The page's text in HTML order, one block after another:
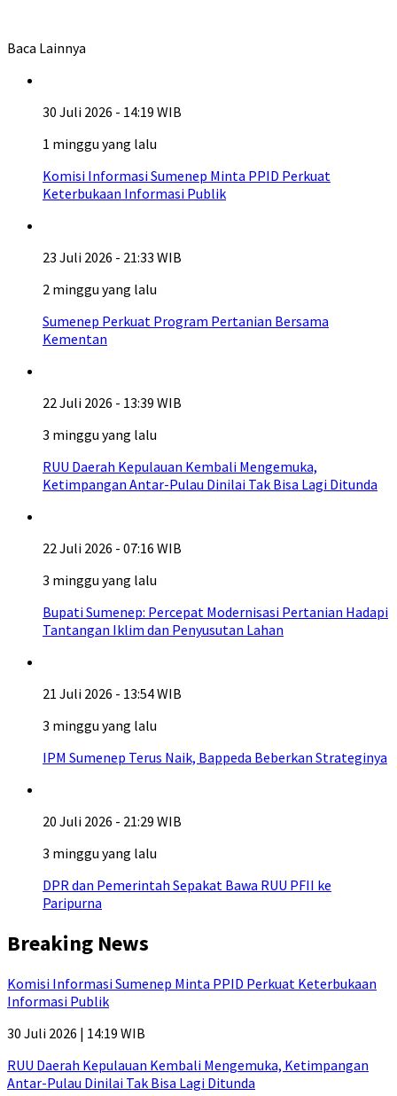
Baca Lainnya
30 Juli 2026 - 14:19 WIB
1 minggu yang lalu
Komisi Informasi Sumenep Minta PPID Perkuat
Keterbukaan Informasi Publik
23 Juli 2026 - 21:33 WIB
2 minggu yang lalu
Sumenep Perkuat Program Pertanian Bersama
Kementan
22 Juli 2026 - 13:39 WIB
3 minggu yang lalu
RUU Daerah Kepulauan Kembali Mengemuka,
Ketimpangan Antar-Pulau Dinilai Tak Bisa Lagi Ditunda
22 Juli 2026 - 07:16 WIB
3 minggu yang lalu
Bupati Sumenep: Percepat Modernisasi Pertanian Hadapi
Tantangan Iklim dan Penyusutan Lahan
21 Juli 2026 - 13:54 WIB
3 minggu yang lalu
IPM Sumenep Terus Naik, Bappeda Beberkan Strateginya
20 Juli 2026 - 21:29 WIB
3 minggu yang lalu
DPR dan Pemerintah Sepakat Bawa RUU PFII ke
Paripurna
Breaking News
Komisi Informasi Sumenep Minta PPID Perkuat Keterbukaan
Informasi Publik
30 Juli 2026 | 14:19 WIB
RUU Daerah Kepulauan Kembali Mengemuka, Ketimpangan
Antar-Pulau Dinilai Tak Bisa Lagi Ditunda